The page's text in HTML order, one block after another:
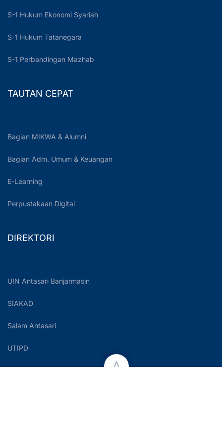
S-1 Hukum Ekonomi Syariah
S-1 Hukum Tatanegara
S-1 Perbandingan Mazhab
TAUTAN CEPAT
Bagian MIKWA & Alumni
Bagian Adm. Umum & Keuangan
E-Learning
Perpustakaan Digital
DIREKTORI
UIN Antasari Banjarmasin
SIAKAD
Salam Antasari
UTIPD